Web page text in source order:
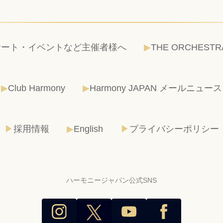
ト・イベントなど主催者様へ THE
Club Harmony Harmony JAPAN メールニュース
採用情報 English プライバシーポリシー
ハーモニージャパン公式SNS